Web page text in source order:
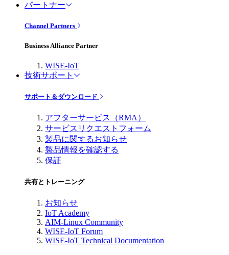
パートナー
Channel Partners
Business Alliance Partner
WISE-IoT
技術サポート
サポート＆ダウンロード
アフターサービス（RMA）
サービスリクエストフォーム
製品に関するお知らせ
製品情報を確認する
保証
共有とトレーニング
お知らせ
IoT Academy
AIM-Linux Community
WISE-IoT Forum
WISE-IoT Technical Documentation